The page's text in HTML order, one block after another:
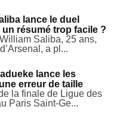
lance le duel
résumé trop facile ?
Saliba, 25 ans,
a pl...
lance les
erreur de taille
la finale de Ligue des
Paris Saint-Ge...